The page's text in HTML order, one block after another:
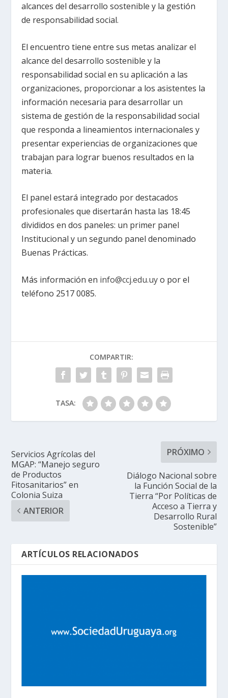
alcances del desarrollo sostenible y la gestión
de responsabilidad social.
El encuentro tiene entre sus metas analizar el
alcance del desarrollo sostenible y la
responsabilidad social en su aplicación a las
organizaciones, proporcionar a los asistentes la
información necesaria para desarrollar un
sistema de gestión de la responsabilidad social
que responda a lineamientos internacionales y
presentar experiencias de organizaciones que
trabajan para lograr buenos resultados en la
materia.
El panel estará integrado por destacados
profesionales que disertarán hasta las 18:45
divididos en dos paneles: un primer panel
Institucional y un segundo panel denominado
Buenas Prácticas.
Más información en info@ccj.edu.uyo por el
teléfono 2517 0085.
COMPARTIR:
TASA:
Servicios Agrícolas del
MGAP: “Manejo seguro
de Productos
Fitosanitarios” en
Colonia Suiza
ANTERIOR
PRÓXIMO
Diálogo Nacional sobre
la Función Social de la
Tierra “Por Políticas de
Acceso a Tierra y
Desarrollo Rural
Sostenible”
ARTÍCULOS RELACIONADOS